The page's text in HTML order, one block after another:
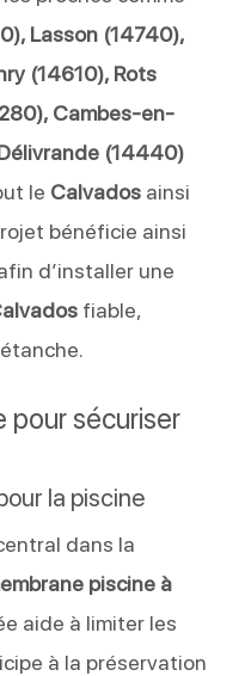
Lasson (14740),
(14610), Rots
Cambes-en-
(14440)
le Calvadosainsi
bénéficie ainsi
d’installer une
fiable,
pour sécuriser
la piscine
dans la
piscine à
aide à limiter les
à la préservation